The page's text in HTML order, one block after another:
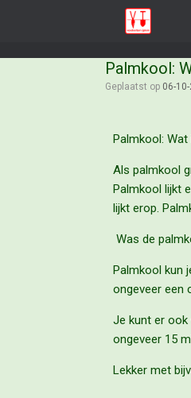
Palmkool:
Geplaatst op 06-10-
Palmkool:
Als palmkool
Palmkool lijkt
lijkt erop.
Was de
Palmkool kun
ongeveer een
Je kunt er ook
ongeveer 15
Lekker met